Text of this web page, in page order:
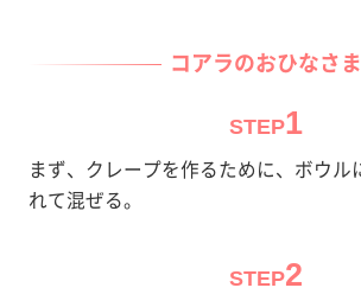
コアラのおひなさま
STEP1
まず、クレープを作るために、ボウル
れて混ぜる。
STEP2